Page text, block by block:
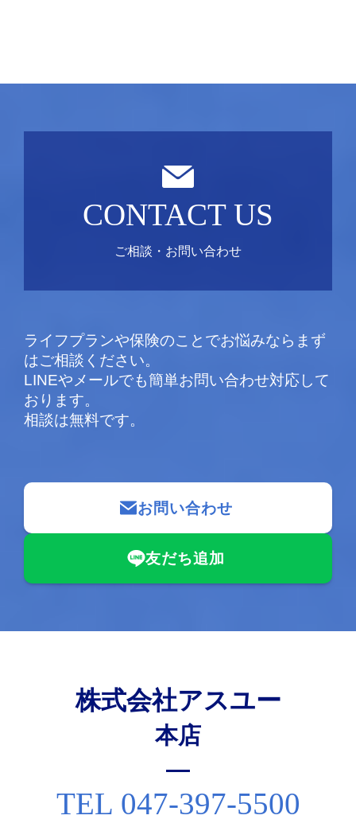
CONTACT US
ご相談・お問い合わせ
ライフプランや保険のことでお悩みならまず
はご相談ください。
LINEやメールでも簡単お問い合わせ対応して
おります。
相談は無料です。
お問い合わせ
友だち追加
株式会社アスユー
本店
TEL 047-397-5500